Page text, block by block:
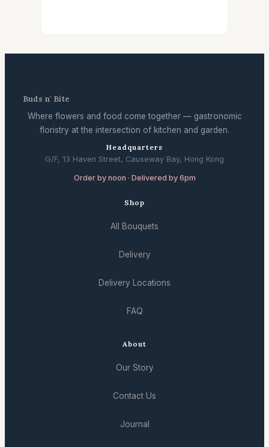
Buds n' Bite
Where flowers and food come together — gastronomic
floristry at the intersection of kitchen and garden.
Headquarters
G/F, 13 Haven Street, Causeway Bay, Hong Kong
Order by noon · Delivered by 6pm
Shop
All Bouquets
Delivery
Delivery Locations
FAQ
About
Our Story
Contact Us
Journal